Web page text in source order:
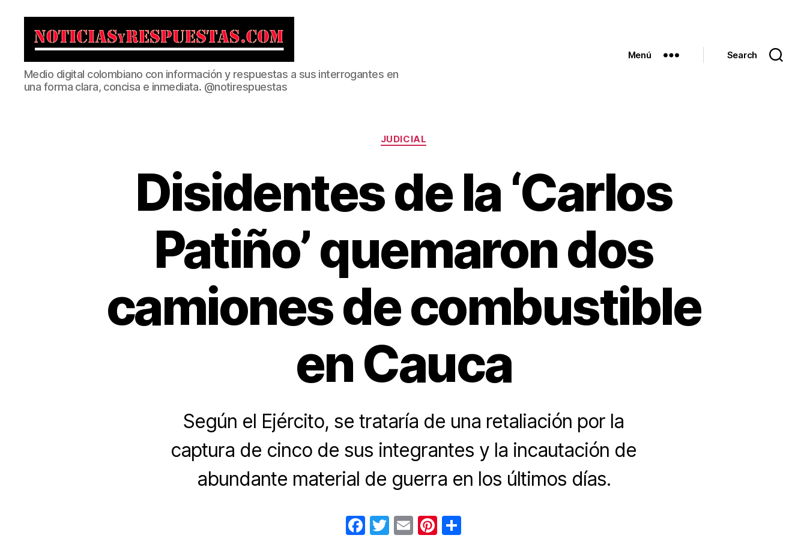
Noticias
y
Respuestas
Medio digital colombiano con información y respuestas a sus interrogantes en
una forma clara, concisa e inmediata. @notirespuestas
Menú Search
Categorías
JUDICIAL
Disidentes de la ‘Carlos
Patiño’ quemaron dos
camiones de combustible
en Cauca
Según el Ejército, se trataría de una retaliación por la
captura de cinco de sus integrantes y la incautación de
abundante material de guerra en los últimos días.
F T E Pi